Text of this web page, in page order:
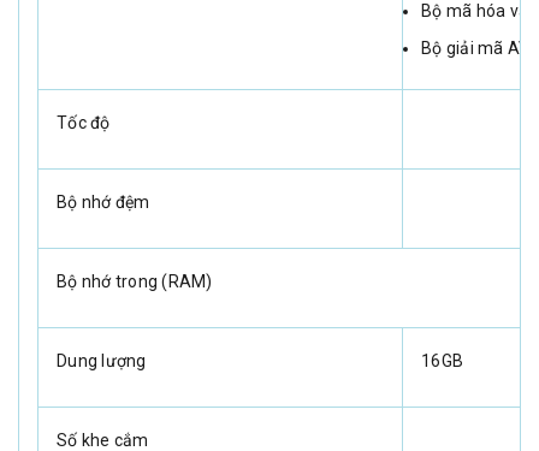
Bộ mã hóa và
Bộ giải mã AV1
Tốc độ
Bộ nhớ đệm
Bộ nhớ trong (RAM)
Dung lượng 16GB
Số khe cắm